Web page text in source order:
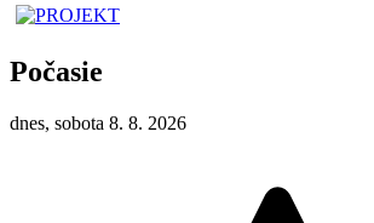
Počasie
dnes, sobota 8. 8. 2026